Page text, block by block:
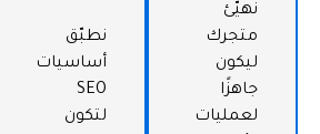
نهيّئ
متجرك
ليكون
جاهزًا
لعمليات
نطبّق
أساسيات
SEO
لتكون